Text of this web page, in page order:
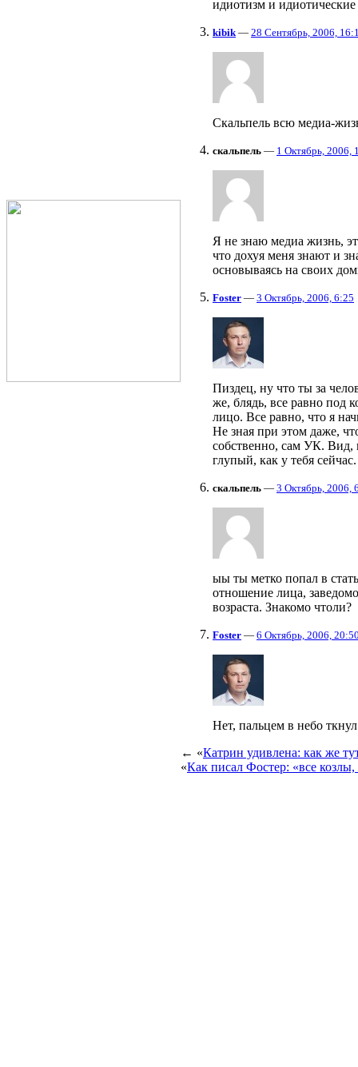
идиотизм и
kibik — 28 Сентябрь, 2006,
Скальпель всю медиа-
скальпель — 1 Октябрь, 2006,
Я не знаю медиа жизнь,
что дохуя меня знают и
основываясь на своих
Foster — 3 Октябрь, 2006, 6:25
Пиздец, ну что ты за
же, блядь, все равно под
лицо. Все равно, что я
Не зная при этом даже,
собственно, сам УК. Вид,
глупый, как у тебя сейчас.
скальпель — 3 Октябрь, 2006,
ыы ты метко попал в
отношение лица,
возраста. Знакомо чтоли?
Foster — 6 Октябрь, 2006,
Нет, пальцем в небо
← «Катрин удивлена: как же
«Как писал Фостер: «все